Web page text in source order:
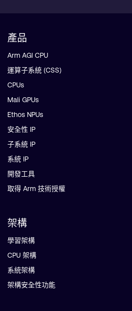
產品
Arm AGI CPU
運算子系統 (CSS)
CPUs
Mali GPUs
Ethos NPUs
安全性 IP
子系統 IP
系統 IP
開發工具
取得 Arm 技術授權
架構
學習架構
CPU 架構
系統架構
架構安全性功能